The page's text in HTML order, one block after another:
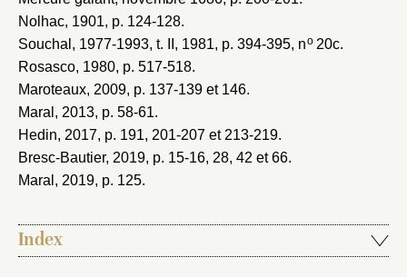
Nolhac, 1901, p. 124-128.
Souchal, 1977-1993, t. II, 1981, p. 394-395, no20c.
Rosasco, 1980, p. 517-518.
Maroteaux, 2009, p. 137-139 et 146.
Maral, 2013, p. 58-61.
Hedin, 2017, p. 191, 201-207 et 213-219.
Bresc-Bautier, 2019, p. 15-16, 28, 42 et 66.
Maral, 2019, p. 125.
Index